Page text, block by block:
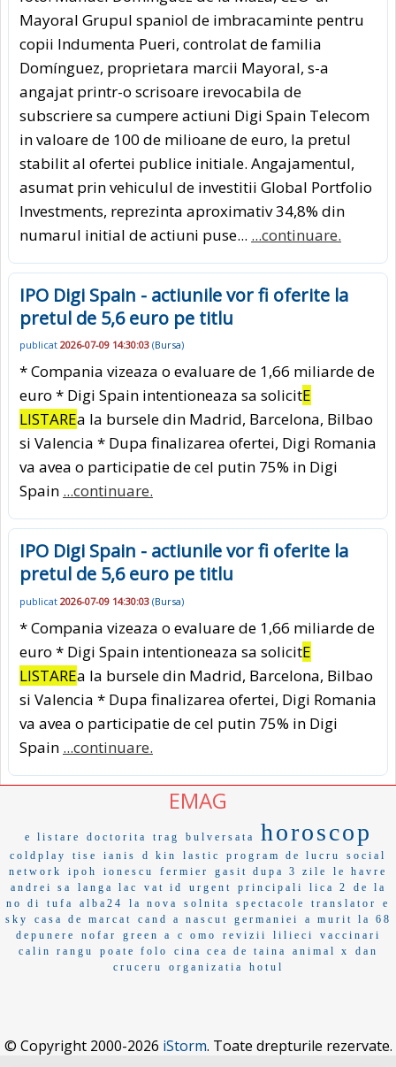
Mayoral Grupul spaniol de imbracaminte pentru
copii Indumenta Pueri, controlat de familia
Domínguez, proprietara marcii Mayoral, s-a
angajat printr-o scrisoare irevocabila de
subscriere sa cumpere actiuni Digi Spain Telecom
in valoare de 100 de milioane de euro, la pretul
stabilit al ofertei publice initiale. Angajamentul,
asumat prin vehiculul de investitii Global Portfolio
Investments, reprezinta aproximativ 34,8% din
numarul initial de actiuni puse... ...continuare.
IPO Digi Spain - actiunile vor fi oferite la
pretul de 5,6 euro pe titlu
publicat 2026-07-09 14:30:03 (Bursa)
* Compania vizeaza o evaluare de 1,66 miliarde de
euro * Digi Spain intentioneaza sa solicitE
LISTAREa la bursele din Madrid, Barcelona, Bilbao
si Valencia * Dupa finalizarea ofertei, Digi Romania
va avea o participatie de cel putin 75% in Digi
Spain ...continuare.
IPO Digi Spain - actiunile vor fi oferite la
pretul de 5,6 euro pe titlu
publicat 2026-07-09 14:30:03 (Bursa)
* Compania vizeaza o evaluare de 1,66 miliarde de
euro * Digi Spain intentioneaza sa solicitE
LISTAREa la bursele din Madrid, Barcelona, Bilbao
si Valencia * Dupa finalizarea ofertei, Digi Romania
va avea o participatie de cel putin 75% in Digi
Spain ...continuare.
EMAG
e listare doctorita trag bulversata horoscop
coldplay tise ianis d kin lastic program de lucru
social
network
ipoh ionescu fermier gasit dupa 3 zile
le havre
andrei sa
langa lac vat id urgent principali lica 2
de la
no di
tufa alba24 la nova solnita spectacole translator
e
sky
casa de marcat cand a nascut germaniei
a murit la 68
depunere
nofar green a c omo revizii lilieci
vaccinari
calin rangu
poate folo cina cea de taina animal x
dan
cruceru
organizatia hotul
© Copyright 2000-2026 iStorm. Toate drepturile rezervate.